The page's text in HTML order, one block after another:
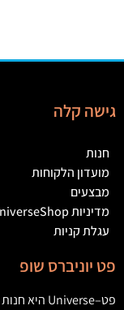
גישה קלה
חנות
מועדון הלקוחות
מבצעים
מדיניות PetUniverseShop
עגלת קניות
פט יוניברס שופ
פט–
Universe היא